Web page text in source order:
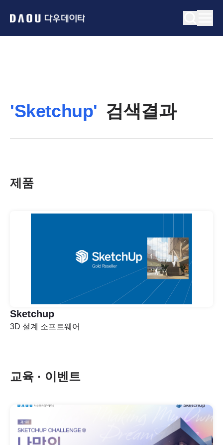
'Sketchup' 검색결과
제품
Sketchup
3D 설계 소프트웨어
교육 · 이벤트